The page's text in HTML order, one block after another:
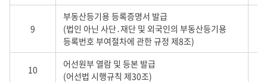
9
부동산등기용 등록증명서 발급
(법인 아닌 사단․재단 및 외국인의 부동산등기용
등록번호 부여절차에 관한 규정 제8조)
10
어선원부 열람 및 등본 발급
(어선법 시행규칙 제30조)